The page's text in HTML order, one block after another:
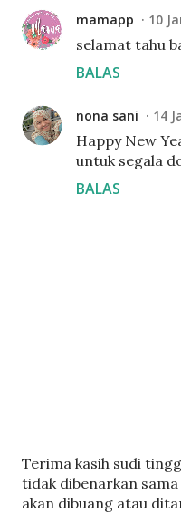
mamapp 10
selamat tahu
BALAS
nona sani 14
Happy New
untuk segala
BALAS
C
a
t
Terima kasih sudi
tidak dibenarkan sama
akan dibuang atau